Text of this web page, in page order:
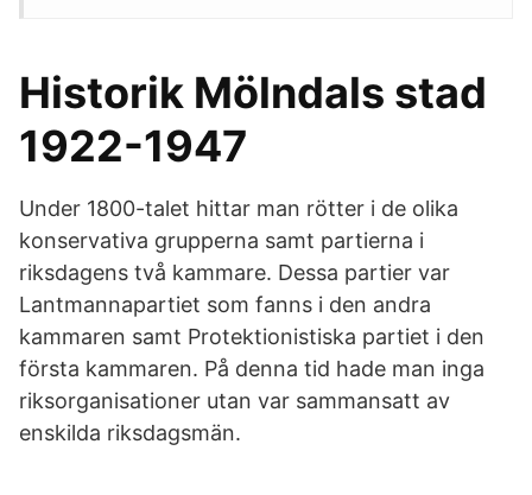
Historik Mölndals stad
1922-1947
Under 1800-talet hittar man rötter i de olika
konservativa grupperna samt partierna i
riksdagens två kammare. Dessa partier var
Lantmannapartiet som fanns i den andra
kammaren samt Protektionistiska partiet i den
första kammaren. På denna tid hade man inga
riksorganisationer utan var sammansatt av
enskilda riksdagsmän.